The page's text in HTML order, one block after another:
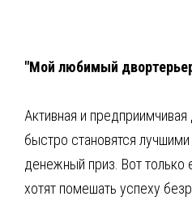
"Мой любимый
Активная и
быстро становятся
денежный приз. Вот только
хотят помешать успеху